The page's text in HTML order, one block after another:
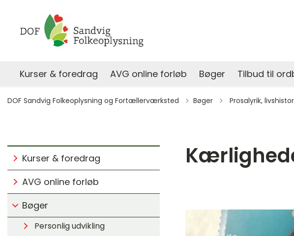
Kurser & foredrag AVG online forløb Bøger Tilbud til
DOF Sandvig Folkeoplysning og Fortællerværksted Bøger Tilbage til
Prosalyrik,
Kurser & foredrag
AVG online forløb
Bøger
Personlig udvikling